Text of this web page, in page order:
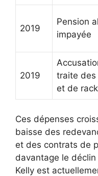
2019
Pension
impayée
2019
traite des
et de
Ces dépenses
baisse des
et des contrats de
davantage le
Kelly est